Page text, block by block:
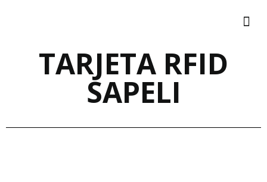
TARJETA RFID
SAPELI